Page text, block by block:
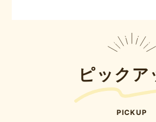
ピックア
PICKUP